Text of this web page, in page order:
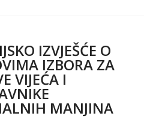
IZVJEŠĆE O
IZBORA ZA
VIJEĆA I
MANJINA